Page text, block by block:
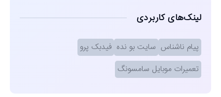
لینک‌های کاربردی
پیام ناشناس سایت بو نده فیدبک پرو
تعمیرات موبایل سامسونگ